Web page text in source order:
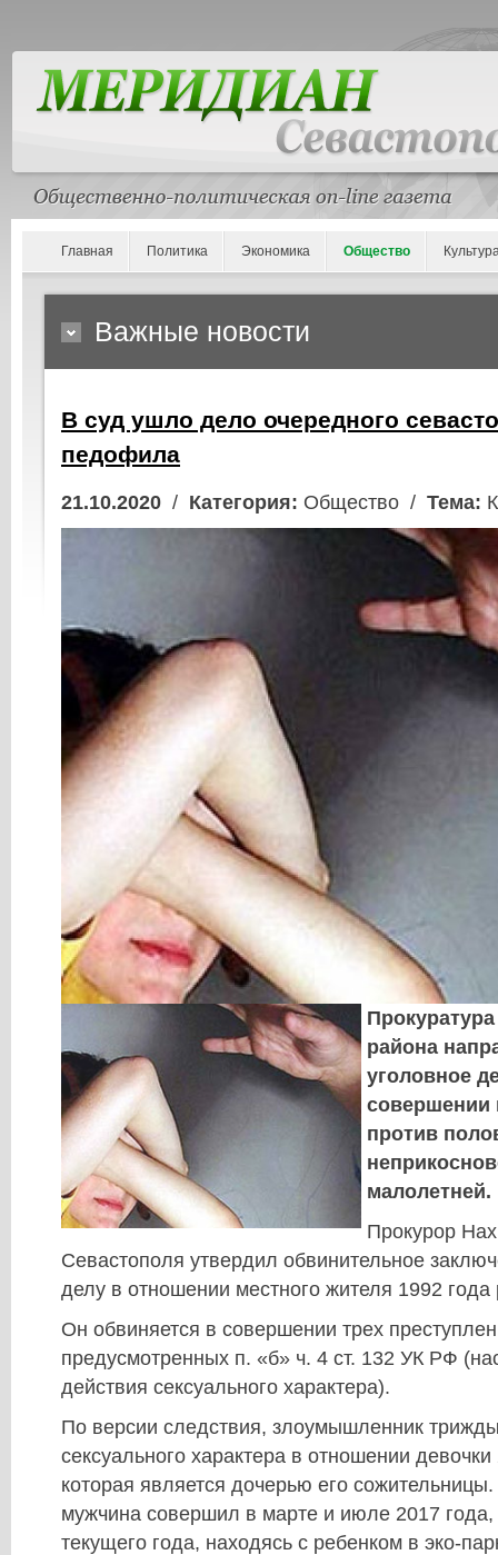
Главная Политика Экономика Общество
Важные новости
В суд ушло дело очередного
педофила
21.10.2020 / Категория: Общество / Тема:
района
уголовное
совершении
против
малолетней.
Прокурор
Севастополя утвердил обвинительное
делу в отношении местного жителя 1992
Он обвиняется в совершении трех
предусмотренных п. «б» ч. 4 ст. 132 УК РФ
действия сексуального характера).
По версии следствия, злоумышленник
сексуального характера в отношении
которая является дочерью его
мужчина совершил в марте и июле 2017
текущего года, находясь с ребенком в эко-